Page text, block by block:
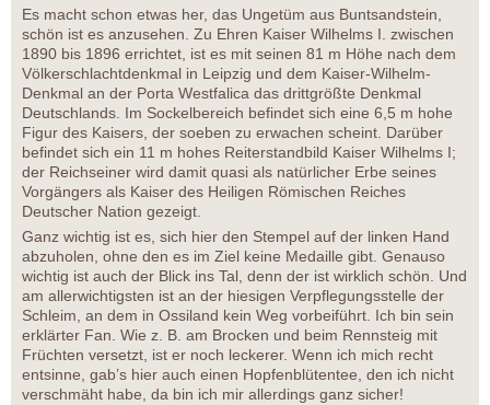
Es macht schon etwas her, das Ungetüm aus Buntsandstein,
schön ist es anzusehen. Zu Ehren Kaiser Wilhelms I. zwischen
1890 bis 1896 errichtet, ist es mit seinen 81 m Höhe nach dem
Völkerschlachtdenkmal in Leipzig und dem Kaiser-Wilhelm-
Denkmal an der Porta Westfalica das drittgrößte Denkmal
Deutschlands. Im Sockelbereich befindet sich eine 6,5 m hohe
Figur des Kaisers, der soeben zu erwachen scheint. Darüber
befindet sich ein 11 m hohes Reiterstandbild Kaiser Wilhelms I;
der Reichseiner wird damit quasi als natürlicher Erbe seines
Vorgängers als Kaiser des Heiligen Römischen Reiches
Deutscher Nation gezeigt.
Ganz wichtig ist es, sich hier den Stempel auf der linken Hand
abzuholen, ohne den es im Ziel keine Medaille gibt. Genauso
wichtig ist auch der Blick ins Tal, denn der ist wirklich schön. Und
am allerwichtigsten ist an der hiesigen Verpflegungsstelle der
Schleim, an dem in Ossiland kein Weg vorbeiführt. Ich bin sein
erklärter Fan. Wie z. B. am Brocken und beim Rennsteig mit
Früchten versetzt, ist er noch leckerer. Wenn ich mich recht
entsinne, gab’s hier auch einen Hopfenblütentee, den ich nicht
verschmäht habe, da bin ich mir allerdings ganz sicher!